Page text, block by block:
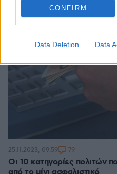
CONFIRM
Data Deletion Data
Οι 10 κατηγορίες πολιτών
25.11.2023, 09:59 79